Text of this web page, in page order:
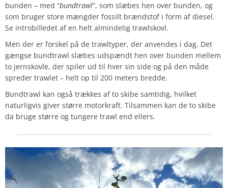
bunden – med “bundtrawl“, som slæbes hen over bunden, og
som bruger store mængder fossilt brændstof i form af diesel.
Se introbilledet af en helt almindelig trawlskovl.
Men der er forskel på de trawltyper, der anvendes i dag. Det
gængse bundtrawl slæbes udspændt hen over bunden mellem
to jernskovle, der spiler ud til hver sin side og på den måde
spreder trawlet – helt op til 200 meters bredde.
Bundtrawl kan også trækkes af to skibe samtidig, hvilket
naturligvis giver større motorkraft. Tilsammen kan de to skibe
da bruge større og tungere trawl end ellers.